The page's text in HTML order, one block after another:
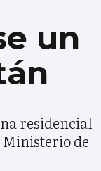
un
residencial
de